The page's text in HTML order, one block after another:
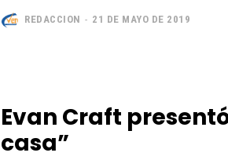
REDACCION - 21 DE MAYO DE 2019
Evan Craft
casa”